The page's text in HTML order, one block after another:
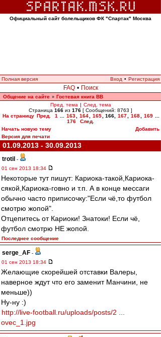
Официальный сайт болельщиков ФК "Спартак" Москва
Полная версия Вход • Регистрация
FAQ • Поиск
Общение на сайте » Гостевая книга ВВ
Пред. тема | След. тема
Страница 166 из 176 [ Сообщений: 8763 ]
На страницу Пред. 1 163 164 165 166, 167 168 169
176
След.
Начать новую тему
Добавить
Версия для печати
01.09.2013 - 30.09.2013
trotil -
01 сен 2013 18:34
Некоторые тут пишут: Кариока-такой,Кариока-
сякой,Кариока-говно и т.п. А в конце мессаги
обычно часто приписочку:"Если чё,то футбол
смотрю жопой".
Отцепитесь от Кариоки! Знатоки! Если чё,
футбол смотрю НЕ жопой.
Последнее сообщение
serge_AF -
01 сен 2013 18:34
Желающие скорейшей отставки Валеры,
наверное ждут что его заменит Манчини, не
меньше))
Ну-ну :)
http://live-football.ru/uploads/posts/2 ...
ovec_1.jpg